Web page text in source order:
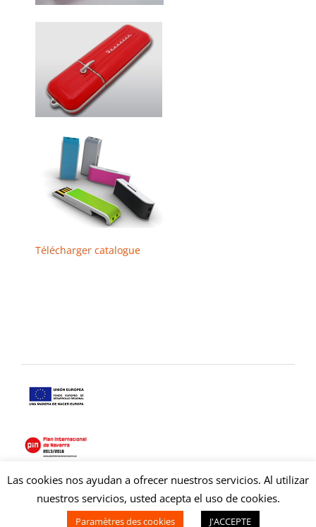
Télécharger catalogue
Copyright © 2021 Copysan. Tous droits réservés
duplicacion cd.
Las cookies nos ayudan a ofrecer nuestros servicios. Al utilizar
nuestros servicios, usted acepta el uso de cookies.
Paramètres des cookies J'ACCEPTE